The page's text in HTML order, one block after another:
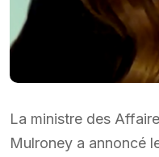
La ministre des
Mulroney a annoncé